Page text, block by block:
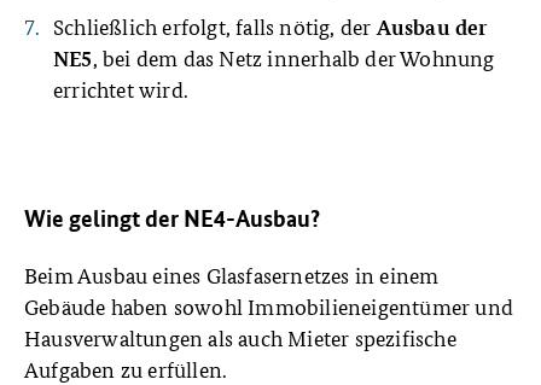
Schließlich erfolgt, falls nötig, der Ausbau der
NE5, bei dem das Netz innerhalb der Wohnung
errichtet wird.
Wie gelingt der NE4-Ausbau?
Beim Ausbau eines Glasfasernetzes in einem
Gebäude haben sowohl Immobilieneigentümer und
Hausverwaltungen als auch Mieter spezifische
Aufgaben zu erfüllen.